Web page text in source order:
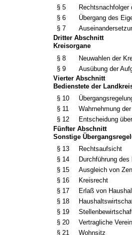
§ 5
Rechtsnachfolger
§ 6
Übergang des
§ 7
Dritter Abschnitt
Kreisorgane
§ 8
Neuwahlen der
§ 9
Ausübung der
Vierter Abschnitt
Bedienstete der
§ 10
§ 11
Wahrnehmung
§ 12
Entscheidung
Fünfter Abschnitt
Sonstige
§ 13
Rechtsaufsicht
§ 14
Durchführung
§ 15
Ausgleich von
§ 16
Kreisrecht
§ 17
Erlaß von
§ 18
§ 19
§ 20
Vertragliche
§ 21
Wohnsitz